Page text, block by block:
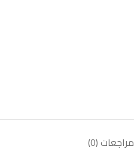
مراجعات (0)